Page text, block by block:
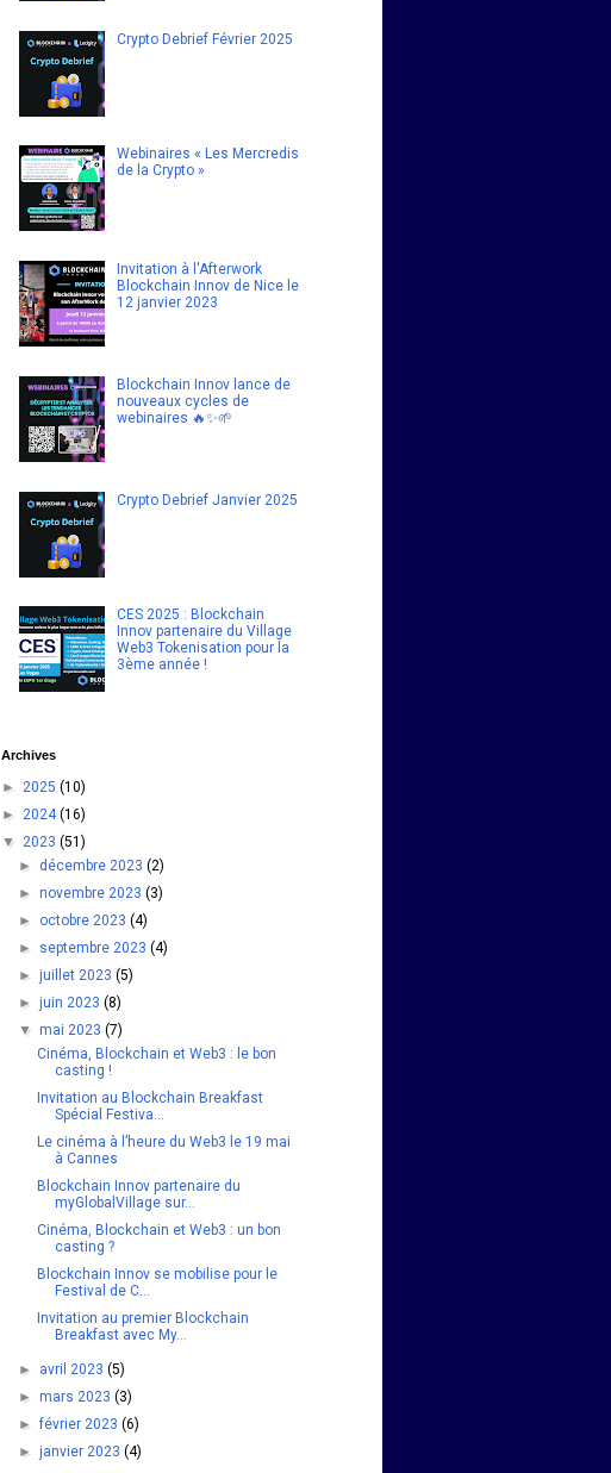
Crypto Debrief Février 2025
Webinaires « Les Mercredis
de la Crypto »
Invitation à l'Afterwork
Blockchain Innov de Nice le
12 janvier 2023
Blockchain Innov lance de
nouveaux cycles de
webinaires 🔥✨🌱
Crypto Debrief Janvier 2025
CES 2025 : Blockchain
Innov partenaire du Village
Web3 Tokenisation pour la
3ème année !
Archives
► 2025 (10)
► 2024(16)
▼ 2023 (51)
► décembre 2023(2)
►novembre 2023(3)
► octobre 2023(4)
► septembre 2023(4)
►juillet 2023(5)
►juin 2023(8)
▼mai 2023(7)
Cinéma, Blockchain et Web3 : le bon
casting !
Invitation au Blockchain Breakfast
Spécial Festiva...
Le cinéma à l’heure du Web3 le 19 mai
à Cannes
Blockchain Innov partenaire du
myGlobalVillage sur...
Cinéma, Blockchain et Web3 : un bon
casting ?
Blockchain Innov se mobilise pour le
Festival de C...
Invitation au premier Blockchain
Breakfast avec My...
► avril 2023(5)
►mars 2023(3)
►février 2023(6)
►janvier 2023(4)